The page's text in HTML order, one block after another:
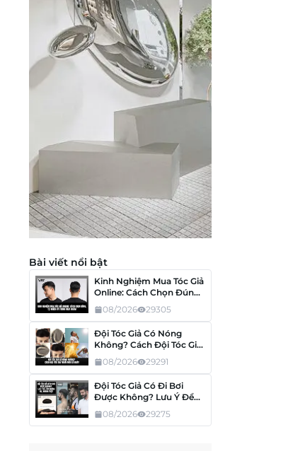
Bài viết nổi bật
Kinh Nghiệm Mua Tóc Giả
Online: Cách Chọn Đúng,
Tránh Mua Nhầm
08/2026 29305
Đội Tóc Giả Có Nóng
Không? Cách Đội Tóc Giả
Thoải Mái Cả Ngày
08/2026 29291
Đội Tóc Giả Có Đi Bơi
Được Không? Lưu Ý Để
Tóc Không Hư, Không
Tuột
08/2026 29275